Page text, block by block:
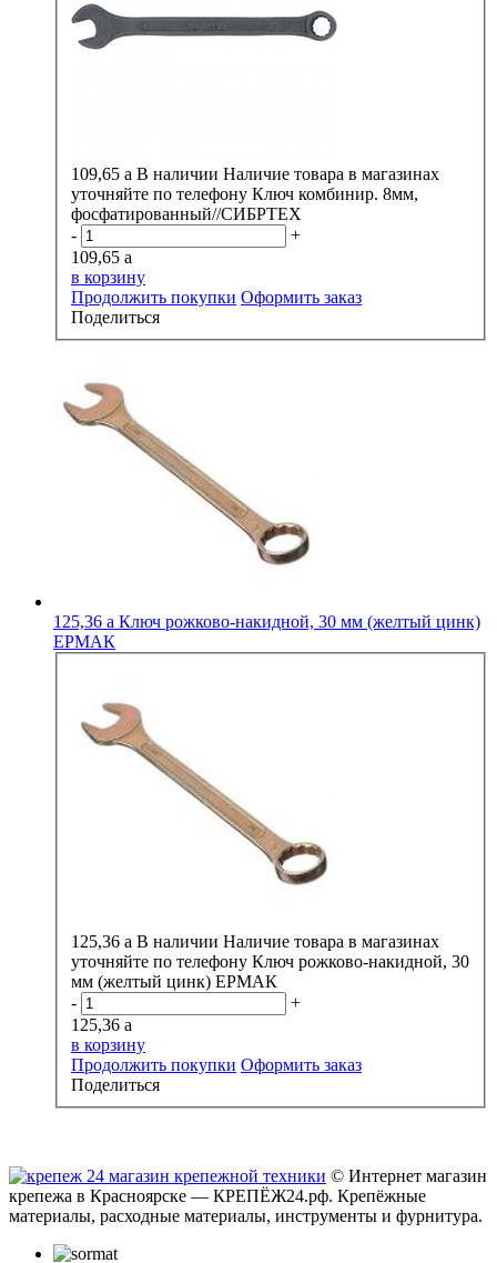
109,65 a В наличии Наличие товара в магазинах
уточняйте по телефону Ключ комбинир. 8мм,
фосфатированный//СИБРТЕХ
-
+
109,65 a
в корзину
Продолжить покупки Оформить заказ
Поделиться
125,36 a Ключ рожково-накидной, 30 мм (желтый цинк)
ЕРМАК
125,36 a В наличии Наличие товара в магазинах
уточняйте по телефону Ключ рожково-накидной, 30
мм (желтый цинк) ЕРМАК
-
+
125,36 a
в корзину
Продолжить покупки Оформить заказ
Поделиться
© Интернет магазин
крепежа в Красноярске — КРЕПЁЖ24.рф. Крепёжные
материалы, расходные материалы, инструменты и фурнитура.